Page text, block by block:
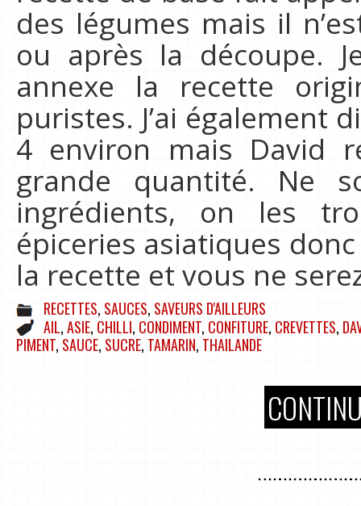
des légumes mais il
ou après la découpe.
annexe la recette
puristes. J’ai également
4 environ mais David
grande quantité. Ne
ingrédients, on les
épiceries asiatiques
la recette et vous ne
RECETTES, SAUCES, SAVEURS D'AILLEURS
AIL,ASIE, CHILLI, CONDIMENT, CONFITURE, CREVETTES,
PIMENT, SAUCE, SUCRE, TAMARIN, THAILANDE